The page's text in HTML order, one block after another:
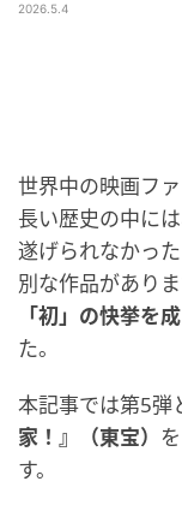
2026.5.4
世界中の映画フ
長い歴史の中に
遂げられなかっ
別な作品があり
「初」の快挙を
た。
本記事では第5弾
家！』（東宝）
す。